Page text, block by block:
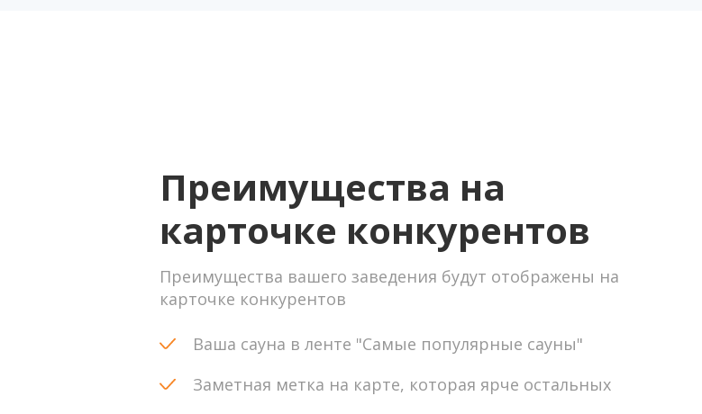
Преимущества на
карточке конкурентов
Преимущества вашего заведения будут отображены на
карточке конкурентов
Ваша сауна в ленте "Самые популярные сауны"
Заметная метка на карте, которая ярче остальных